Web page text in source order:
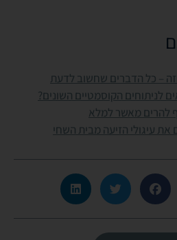
– כל הדברים שחשוב לדעת
לניתוחים הקוסמטיים השונים?
להרים מאשר למלא
את עיגולי הזיעה מבית השחי